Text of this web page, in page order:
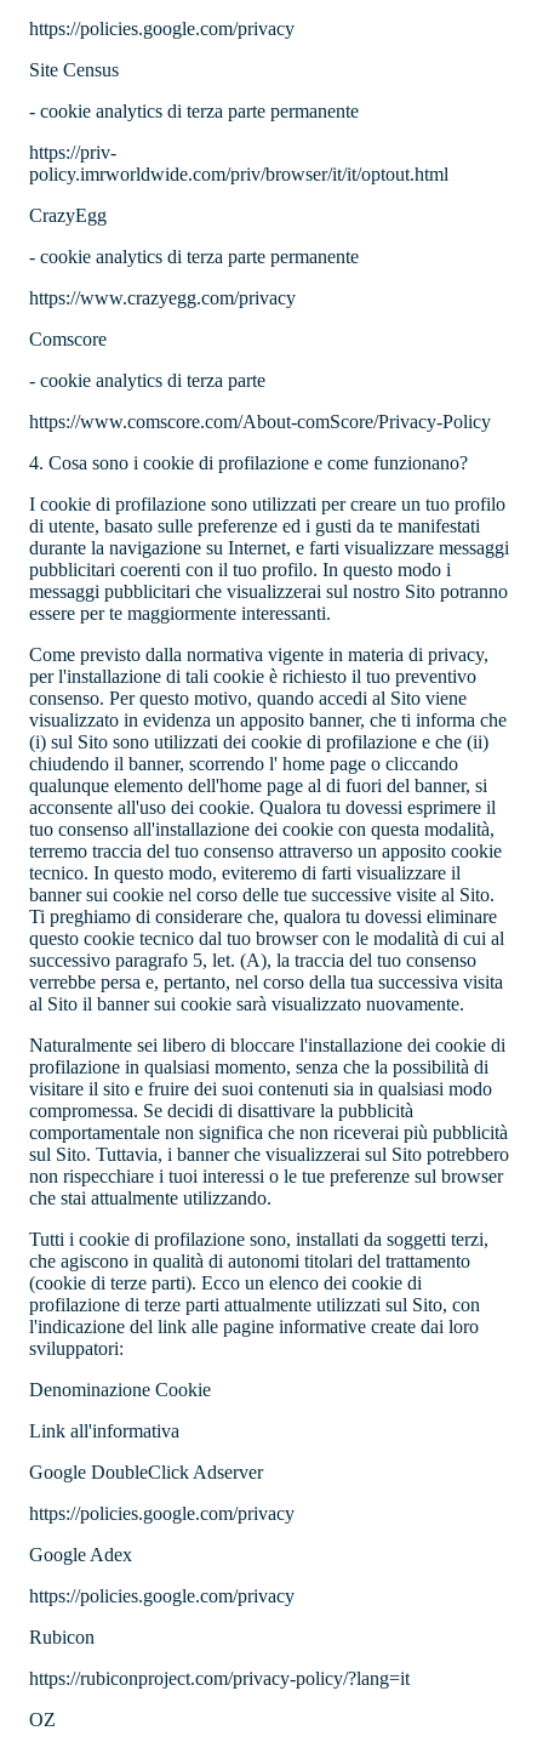
https://policies.google.com/privacy
Site Census
- cookie analytics di terza parte permanente
https://priv-
policy.imrworldwide.com/priv/browser/it/it/optout.html
CrazyEgg
- cookie analytics di terza parte permanente
https://www.crazyegg.com/privacy
Comscore
- cookie analytics di terza parte
https://www.comscore.com/About-comScore/Privacy-Policy
4. Cosa sono i cookie di profilazione e come funzionano?
I cookie di profilazione sono utilizzati per creare un tuo profilo
di utente, basato sulle preferenze ed i gusti da te manifestati
durante la navigazione su Internet, e farti visualizzare messaggi
pubblicitari coerenti con il tuo profilo. In questo modo i
messaggi pubblicitari che visualizzerai sul nostro Sito potranno
essere per te maggiormente interessanti.
Come previsto dalla normativa vigente in materia di privacy,
per l'installazione di tali cookie è richiesto il tuo preventivo
consenso. Per questo motivo, quando accedi al Sito viene
visualizzato in evidenza un apposito banner, che ti informa che
(i) sul Sito sono utilizzati dei cookie di profilazione e che (ii)
chiudendo il banner, scorrendo l' home page o cliccando
qualunque elemento dell'home page al di fuori del banner, si
acconsente all'uso dei cookie. Qualora tu dovessi esprimere il
tuo consenso all'installazione dei cookie con questa modalità,
terremo traccia del tuo consenso attraverso un apposito cookie
tecnico. In questo modo, eviteremo di farti visualizzare il
banner sui cookie nel corso delle tue successive visite al Sito.
Ti preghiamo di considerare che, qualora tu dovessi eliminare
questo cookie tecnico dal tuo browser con le modalità di cui al
successivo paragrafo 5, let. (A), la traccia del tuo consenso
verrebbe persa e, pertanto, nel corso della tua successiva visita
al Sito il banner sui cookie sarà visualizzato nuovamente.
Naturalmente sei libero di bloccare l'installazione dei cookie di
profilazione in qualsiasi momento, senza che la possibilità di
visitare il sito e fruire dei suoi contenuti sia in qualsiasi modo
compromessa. Se decidi di disattivare la pubblicità
comportamentale non significa che non riceverai più pubblicità
sul Sito. Tuttavia, i banner che visualizzerai sul Sito potrebbero
non rispecchiare i tuoi interessi o le tue preferenze sul browser
che stai attualmente utilizzando.
Tutti i cookie di profilazione sono, installati da soggetti terzi,
che agiscono in qualità di autonomi titolari del trattamento
(cookie di terze parti). Ecco un elenco dei cookie di
profilazione di terze parti attualmente utilizzati sul Sito, con
l'indicazione del link alle pagine informative create dai loro
sviluppatori:
Denominazione Cookie
Link all'informativa
Google DoubleClick Adserver
https://policies.google.com/privacy
Google Adex
https://policies.google.com/privacy
Rubicon
https://rubiconproject.com/privacy-policy/?lang=it
OZ